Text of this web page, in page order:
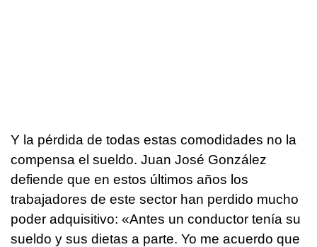
Y la pérdida de todas estas comodidades no la
compensa el sueldo. Juan José González
defiende que en estos últimos años los
trabajadores de este sector han perdido mucho
poder adquisitivo: «Antes un conductor tenía su
sueldo y sus dietas a parte. Yo me acuerdo que